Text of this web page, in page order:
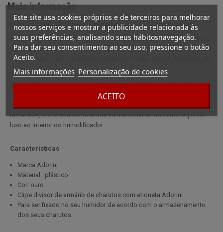
Este site usa cookies próprios e de terceiros para melhorar
nossos serviços e mostrar a publicidade relacionada às
suas preferências, analisando seus hábitosnavegação.
Para dar seu consentimento ao seu uso, pressione o botão
Aceito.
Mais informações Personalização de cookies
ACEITO
Mais informação
Descrição completa para Clipe separador Adorini em metal
Clip metálico para ser colocado num separador de madeira Adorini (à
venda no nosso site). Graças a este clipe, você poderá encontrar os
seus charutos num relance de acordo com a sua origem, tamanho, etc.
Clip metálico para ser colocado num separador de madeira Adorini (à
venda no nosso site). Graças a este clipe, você poderá encontrar num
tamanhos, etc. A sua cor dourada irá acrescentar um certo toque de
luxo ao interior do humidificador.
Características
Marca Adorini
Material : plástico
Cor: ouro
Clipe divisor de armário de charutos com etiqueta Adorini
Para ser fixado no seu humidor de acordo com o armazenamento
dos seus charutos